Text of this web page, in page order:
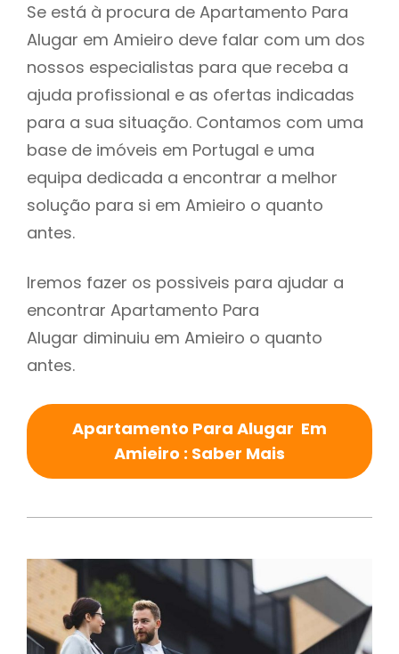
Se está à procura de Apartamento Para
Alugar em Amieiro deve falar com um dos
nossos especialistas para que receba a
ajuda profissional e as ofertas indicadas
para a sua situação. Contamos com uma
base de imóveis em Portugal e uma
equipa dedicada a encontrar a melhor
solução para si em Amieiro o quanto
antes.
Iremos fazer os possiveis para ajudar a
encontrar Apartamento Para
Alugar diminuiu em Amieiro o quanto
antes.
Apartamento Para Alugar Em
Amieiro : Saber Mais